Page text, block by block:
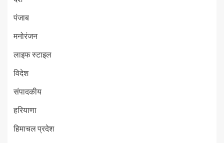
पंजाब
मनोरंजन
लाइफ स्टाइल
विदेश
संपादकीय
हरियाणा
हिमाचल प्रदेश